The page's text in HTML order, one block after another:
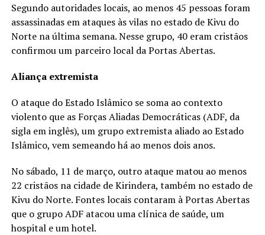
Segundo autoridades locais, ao menos 45 pessoas foram
assassinadas em ataques às vilas no estado de Kivu do
Norte na última semana. Nesse grupo, 40 eram cristãos
confirmou um parceiro local da Portas Abertas.
Aliança extremista
O ataque do Estado Islâmico se soma ao contexto
violento que as Forças Aliadas Democráticas (ADF, da
sigla em inglês), um grupo extremista aliado ao Estado
Islâmico, vem semeando há ao menos dois anos.
No sábado, 11 de março, outro ataque matou ao menos
22 cristãos na cidade de Kirindera, também no estado de
Kivu do Norte. Fontes locais contaram à Portas Abertas
que o grupo ADF atacou uma clínica de saúde, um
hospital e um hotel.